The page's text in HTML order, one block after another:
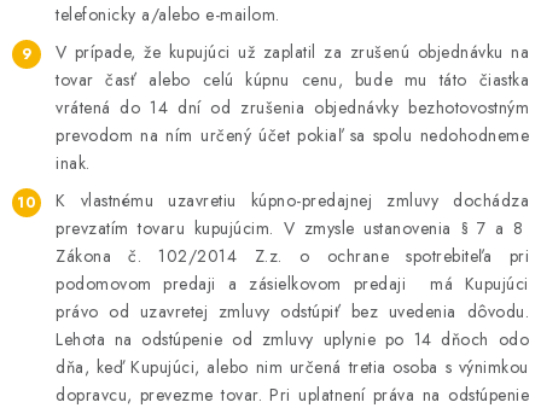
telefonicky a/alebo e-mailom.
V prípade, že kupujúci už zaplatil za zrušenú objednávku na
tovar časť alebo celú kúpnu cenu, bude mu táto čiastka
vrátená do 14 dní od zrušenia objednávky bezhotovostným
prevodom na ním určený účet pokiaľ sa spolu nedohodneme
inak.
K vlastnému uzavretiu kúpno-predajnej zmluvy dochádza
prevzatím tovaru kupujúcim. V zmysle ustanovenia § 7 a 8
Zákona č. 102/2014 Z.z. o ochrane spotrebiteľa pri
podomovom predaji a zásielkovom predaji má Kupujúci
právo od uzavretej zmluvy odstúpiť bez uvedenia dôvodu.
Lehota na odstúpenie od zmluvy uplynie po 14 dňoch odo
dňa, keď Kupujúci, alebo nim určená tretia osoba s výnimkou
dopravcu, prevezme tovar. Pri uplatnení práva na odstúpenie